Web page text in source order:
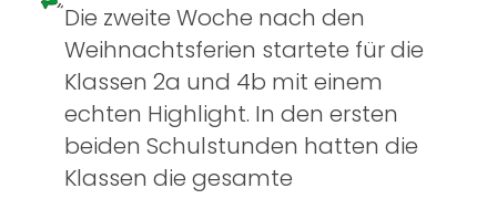
Die zweite Woche nach den
Weihnachtsferien startete für die
Klassen 2a und 4b mit einem
echten Highlight. In den ersten
beiden Schulstunden hatten die
Klassen die gesamte